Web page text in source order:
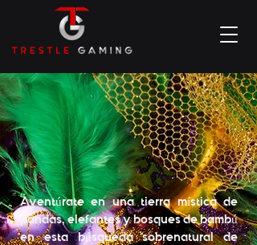
Aventúrate en una tierra mística de
pandas, elefantes y bosques de bambú
en esta búsqueda sobrenatural de